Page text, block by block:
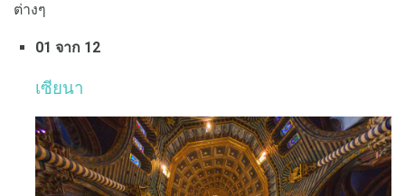
ต่างๆ
01 จาก 12
เซียนา